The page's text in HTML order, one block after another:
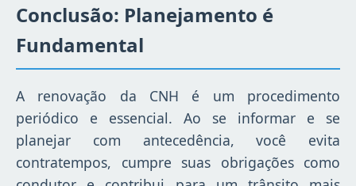
Conclusão: Planejamento é
Fundamental
A renovação da CNH é um procedimento
periódico e essencial. Ao se informar e se
planejar com antecedência, você evita
contratempos, cumpre suas obrigações como